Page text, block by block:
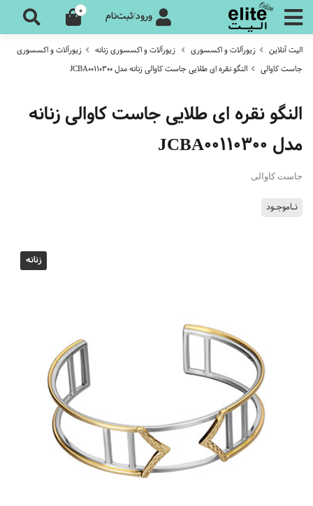
ورود/ثبت‌نام 0
الیت آنلاین زیورآلات و اکسسوری زیورآلات و اکسسوری زنانه
زیورآلات و اکسسوری
جاست کاوالی
النگو نقره ای طلایی جاست کاوالی زنانه مدل JCBA00110300
النگو نقره ای طلایی جاست کاوالی زنانه
مدل JCBA00110300
جاست کاوالی
نـاموجـود
زنانه